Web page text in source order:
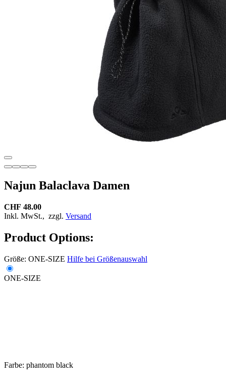
Najun Balaclava Damen
CHF 48.00
Inkl. MwSt., zzgl. Versand
Product Options:
Größe: ONE-SIZE Hilfe bei Größenauswahl
ONE-SIZE
Farbe: phantom black